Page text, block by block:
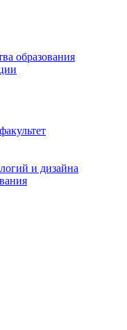
образования
и дизайна